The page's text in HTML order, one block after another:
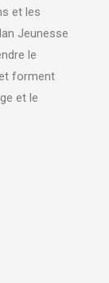
et les
Jeunesse
le
forment
et le